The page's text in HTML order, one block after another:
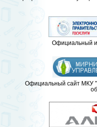
Официальный
Официальный сайт МКУ